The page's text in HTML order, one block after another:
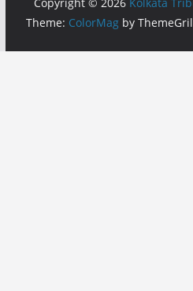
Theme: ColorMagby